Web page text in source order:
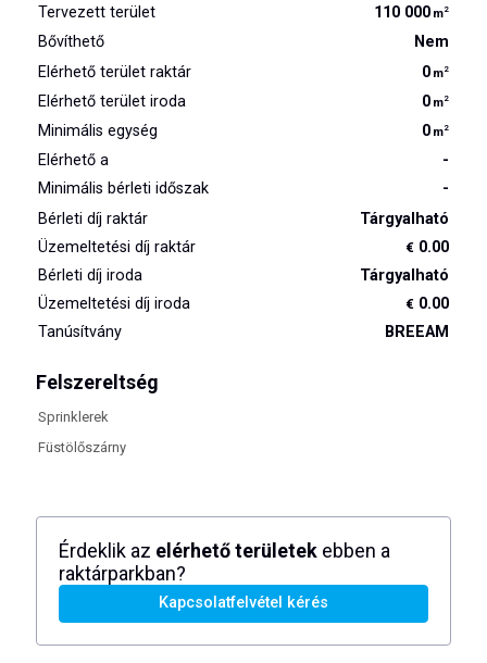
Tervezett terület
110 000 m2
Bővíthető
Nem
Elérhető terület raktár
0 m2
Elérhető terület iroda 0 m2
Minimális egység 0 m2
Elérhető a
-
Minimális bérleti időszak
-
Bérleti díj raktár
Tárgyalható
Üzemeltetési díj raktár
€ 0.00
Bérleti díj iroda
Tárgyalható
Üzemeltetési díj iroda
€ 0.00
Tanúsítvány
BREEAM
Felszereltség
Sprinklerek
Füstölőszárny
Érdeklik az elérhető területekebben a
raktárparkban?
Kapcsolatfelvétel kérés